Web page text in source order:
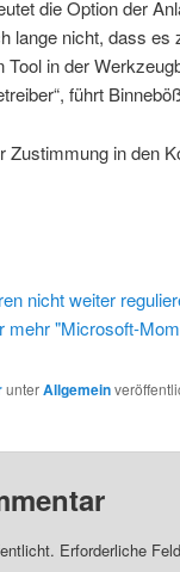
die Option der
lange nicht, dass es
in der
führt
Zustimmung in den
nicht weiter
mehr "Microsoft-
unterAllgemein
Erforderliche